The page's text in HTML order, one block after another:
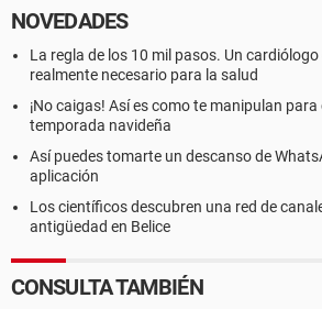
NOVEDADES
La regla de los 10 mil pasos. Un cardiólogo
realmente necesario para la salud
¡No caigas! Así es como te manipulan
temporada navideña
Así puedes tomarte un descanso de
aplicación
Los científicos descubren una red de
antigüedad en Belice
CONSULTA TAMBIÉN